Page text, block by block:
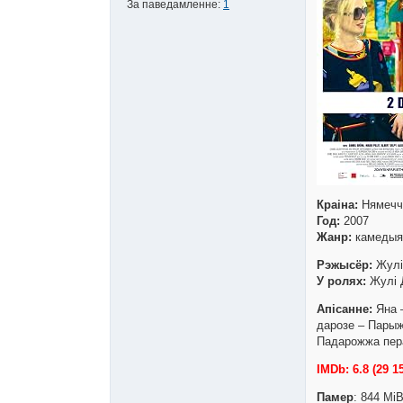
За паведамленне: 1
Краіна:
Год: 2007
Жанр: камедыя
Рэжысёр:
У ролях: Жулі
Апісанне: Яна
дарозе –
Падарожжа
IMDb: 6.8 (29
Памер: 844 MiB